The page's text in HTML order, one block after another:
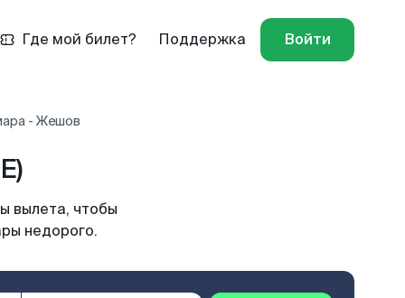
Где мой билет? Поддержка Войти
- Жешов
вылета, чтобы
недорого.